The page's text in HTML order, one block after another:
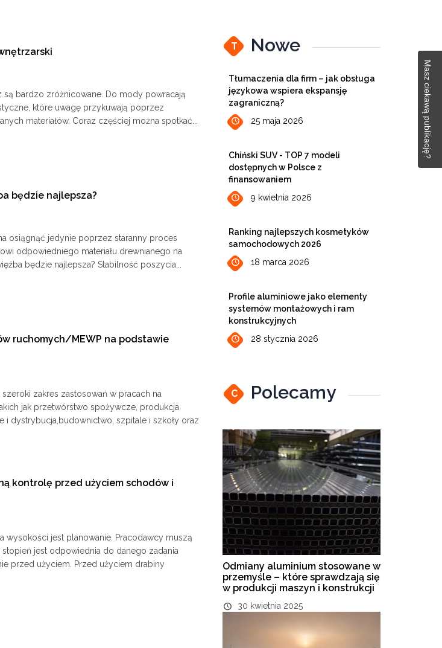
są bardzo zróżnicowane. Do mody powracają
które uwagę przykuwają poprzez
materiałów. Coraz częściej można spotkać...
będzie najlepsza?
osiągnąć jedynie poprzez staranny proces
odpowiedniego materiału drewnianego na
będzie najlepsza? Stabilność poszycia...
ruchomych/MEWP na podstawie
zakres zastosowań w pracach na
jak przetwórstwo spożywcze, produkcja
i dystrybucja,budownictwo, szpitale i szkoły oraz
kontrolę przed użyciem schodów i
wysokości jest planowanie. Pracodawcy muszą
jest odpowiednia do danego zadania
przed użyciem. Przed użyciem drabiny
T Nowe
Tłumaczenia dla firm – jak obsługa
językowa wspiera ekspansję
zagraniczną?
25 maja 2026
Chiński SUV - TOP 7 modeli
dostępnych w Polsce z
finansowaniem
9 kwietnia 2026
Ranking najlepszych kosmetyków
samochodowych 2026
18 marca 2026
Profile aluminiowe jako elementy
systemów montażowych i ram
konstrukcyjnych
28 stycznia 2026
C Polecamy
Odmiany aluminium stosowane w
przemyśle – które sprawdzają się
w produkcji maszyn i konstrukcji
30 kwietnia 2025
Masz ciekawą publikację?